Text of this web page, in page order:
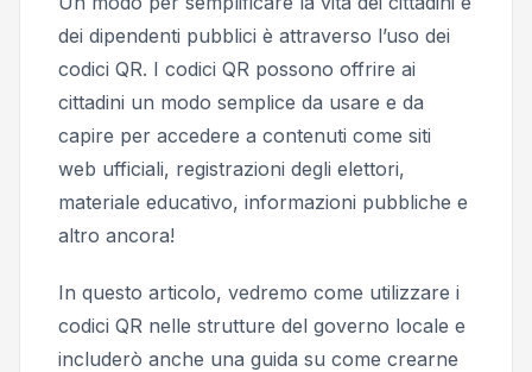
dei dipendenti pubblici è attraverso l’uso dei
codici QR. I codici QR possono offrire ai
cittadini un modo semplice da usare e da
capire per accedere a contenuti come siti
web ufficiali, registrazioni degli elettori,
materiale educativo, informazioni pubbliche e
altro ancora!
In questo articolo, vedremo come utilizzare i
codici QR nelle strutture del governo locale e
includerò anche una guida su come crearne